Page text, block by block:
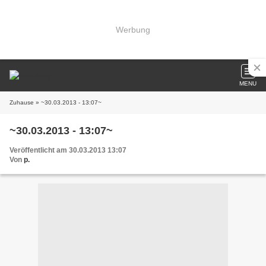
Werbung
MENU
Zuhause » ~30.03.2013 - 13:07~
~30.03.2013 - 13:07~
Veröffentlicht am 30.03.2013 13:07
Von p.